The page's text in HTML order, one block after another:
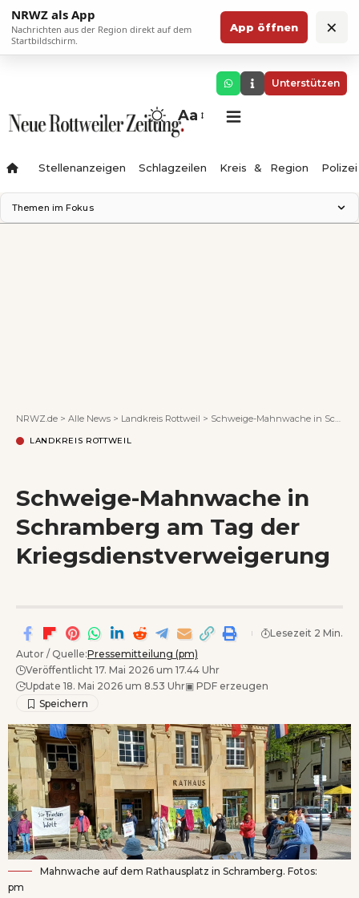
NRWZ als App
Nachrichten aus der Region direkt auf dem
Startbildschirm.
App öffnen ×
Unterstützen
Aa
Stellenanzeigen Schlagzeilen Kreis & Region Polizei
Themen im Fokus
NRWZ.de > Alle News > Landkreis Rottweil > Schweige-Mahnwache in Schramberg am Tag der Kriegsdienstverweigerung
LANDKREIS ROTTWEIL
Schweige-Mahnwache in
Schramberg am Tag der
Kriegsdienstverweigerung
Autor / Quelle:Pressemitteilung (pm)
Veröffentlicht 17. Mai 2026 um 17.44 Uhr
Update 18. Mai 2026 um 8.53 Uhr▣ PDF erzeugen
Lesezeit 2 Min.
Mahnwache auf dem Rathausplatz in Schramberg. Fotos:
pm